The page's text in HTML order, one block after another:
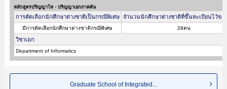
หลักสูตรปริญญาโท・ปริญญาเอกภาคต้น
การคัดเลือกนักศึกษาต่างชาติเป็นกรณีพิเศษ จำนวนนักศึกษาต่างชาติที่ขึ้นทะเบียนไว้ขอ
มีการคัดเลือกนักศึกษาต่างชาติกรณีพิเศษ 28คน
วิชาเอก
Department of Informatics
Graduate School of Integrated...